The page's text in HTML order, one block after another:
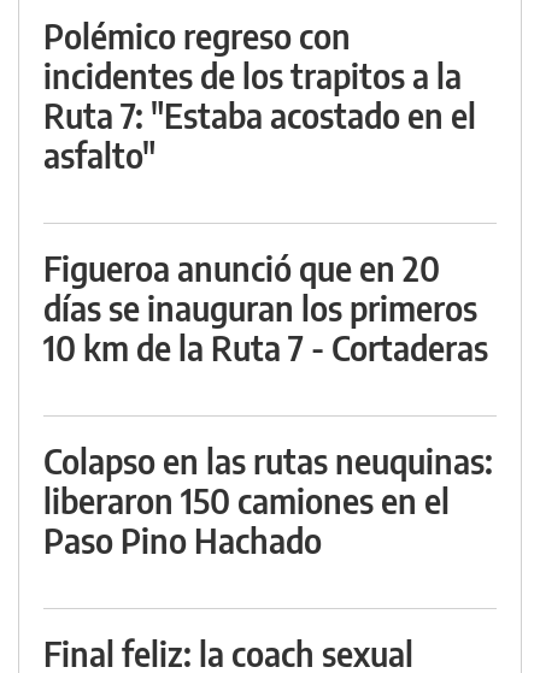
Polémico regreso con
incidentes de los trapitos a la
Ruta 7: "Estaba acostado en el
asfalto"
Figueroa anunció que en 20
días se inauguran los primeros
10 km de la Ruta 7 - Cortaderas
Colapso en las rutas neuquinas:
liberaron 150 camiones en el
Paso Pino Hachado
Final feliz: la coach sexual